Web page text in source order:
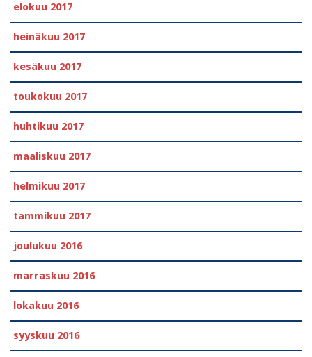
elokuu 2017
heinäkuu 2017
kesäkuu 2017
toukokuu 2017
huhtikuu 2017
maaliskuu 2017
helmikuu 2017
tammikuu 2017
joulukuu 2016
marraskuu 2016
lokakuu 2016
syyskuu 2016